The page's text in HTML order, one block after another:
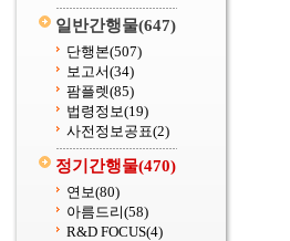
일반간행물(647)
단행본(507)
보고서(34)
팜플렛(85)
법령정보(19)
사전정보공표(2)
정기간행물(470)
연보(80)
아름드리(58)
R&D FOCUS(4)